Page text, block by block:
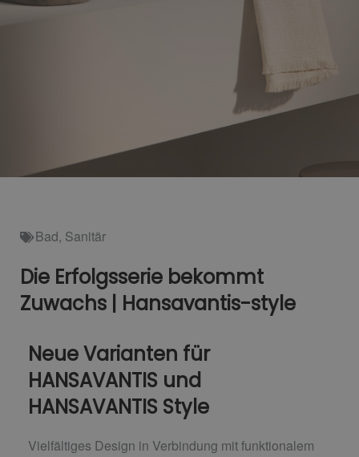
Bad, Sanitär
Die Erfolgsserie bekommt
Zuwachs | Hansavantis-style
Neue Varianten für
HANSAVANTIS und
HANSAVANTIS Style
Vielfältiges Design in Verbindung mit funktionalem